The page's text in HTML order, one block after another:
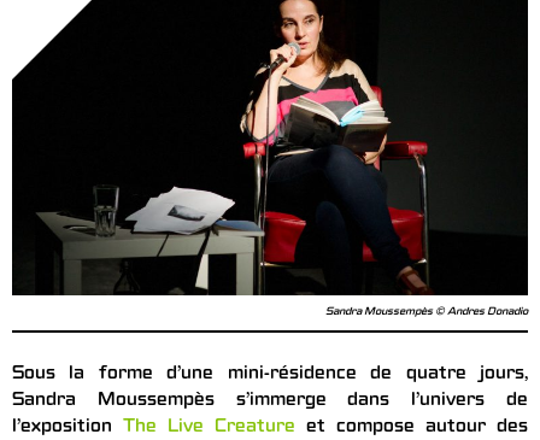
Sandra Moussempès © Andres Donadio
Sous la forme d’une mini-résidence de quatre jours,
Sandra Moussempès s’immerge dans l’univers de
l’exposition
The Live Creature et compose autour des